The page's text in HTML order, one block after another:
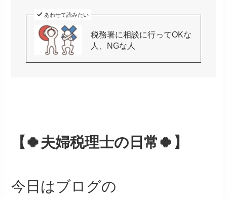
あわせて読みたい
税務署に相談に行ってOKな
人、NGな人
【🍀夫婦税理士の日常🍀】
今日はブログの